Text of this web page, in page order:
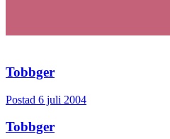
Tobbger
Postad 6 juli 2004
Tobbger